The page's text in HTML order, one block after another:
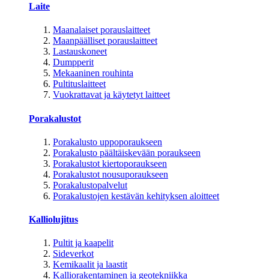
Laite
Maanalaiset porauslaitteet
Maanpäälliset porauslaitteet
Lastauskoneet
Dumpperit
Mekaaninen rouhinta
Pultituslaitteet
Vuokrattavat ja käytetyt laitteet
Porakalustot
Porakalusto uppoporaukseen
Porakalusto päältäiskevään poraukseen
Porakalustot kiertoporaukseen
Porakalustot nousuporaukseen
Porakalustopalvelut
Porakalustojen kestävän kehityksen aloitteet
Kalliolujitus
Pultit ja kaapelit
Sideverkot
Kemikaalit ja laastit
Kalliorakentaminen ja geotekniikka